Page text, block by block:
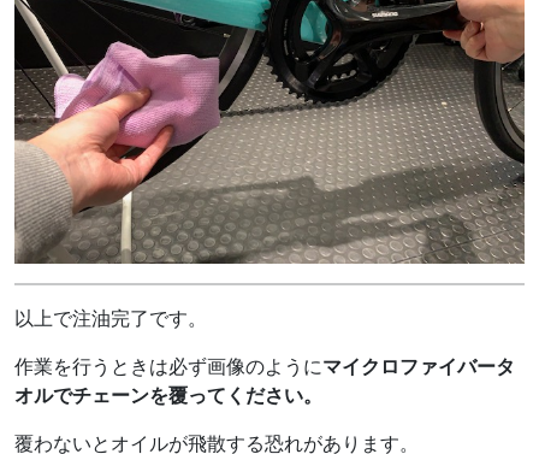
以上で注油完了です。
作業を行うときは必ず画像のようにマイクロファイバータ
オルでチェーンを覆ってください。
覆わないとオイルが飛散する恐れがあります。